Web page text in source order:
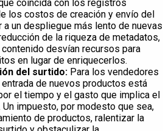
coincida con los registros
los costos de creación y envío del
un despliegue más lento de nuevas
de la riqueza de metadatos,
desvían recursos para
en lugar de enriquecerlos.
del surtido: Para los vendedores
de nuevos productos está
el tiempo y el gasto que implica el
impuesto, por modesto que sea,
de productos, ralentizar la